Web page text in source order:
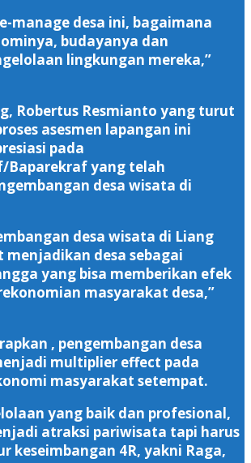
manage desa ini, bagaimana
budayanya dan
lingkungan mereka,”
Robertus Resmianto yang turut
asesmen lapangan ini
pada
Baparekraf yang telah
desa wisata di
desa wisata di Liang
menjadikan desa sebagai
yang bisa memberikan efek
masyarakat desa,”
, pengembangan desa
multiplier effect pada
masyarakat setempat.
yang baik dan profesional,
atraksi pariwisata tapi harus
keseimbangan 4R, yakni Raga,